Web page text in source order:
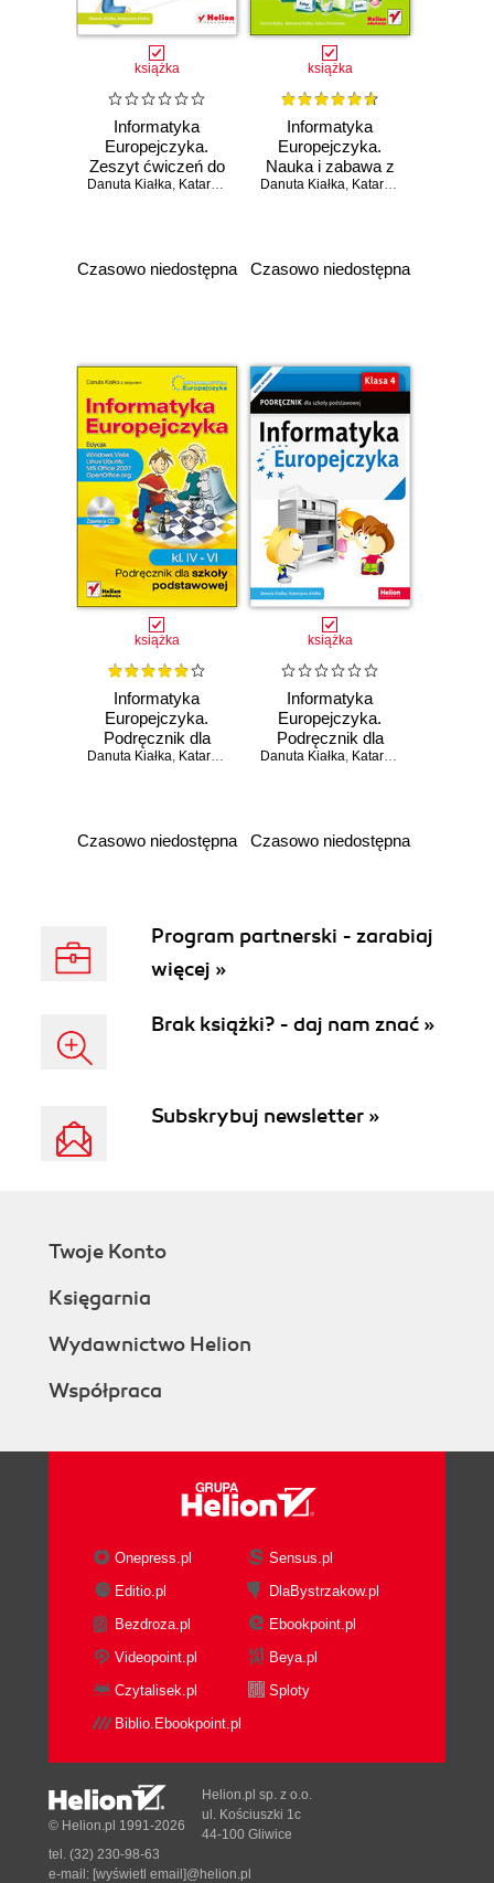
książka
Informatyka
Europejczyka.
Zeszyt ćwiczeń do
zajęć
Edycja: Windows
7, Windows Vista,
(Wydanie II)
Danuta Kiałka, Katarzyna Kiałka
Czasowo niedostępna
książka
Informatyka
Europejczyka.
Nauka i zabawa z
komputerem w
Danuta Kiałka, Katarzyna Kiałka
Czasowo niedostępna
książka
Informatyka
Europejczyka.
Podręcznik dla
szkoły
Linux Ubuntu, MS
Danuta Kiałka, Katarzyna Kiałka ,Justyna Klimczyk,
Czasowo niedostępna
książka
Informatyka
Europejczyka.
Podręcznik dla
szkoły
Danuta Kiałka, Katarzyna Kiałka
Czasowo niedostępna
Program partnerski - zarabiaj
więcej »
Brak książki? - daj nam znać »
Subskrybuj newsletter »
Twoje Konto
Księgarnia
Wydawnictwo Helion
Współpraca
Onepress.pl
Sensus.pl
Editio.pl
DlaBystrzakow.pl
Bezdroza.pl
Ebookpoint.pl
Videopoint.pl
Beya.pl
Czytalisek.pl
Sploty
Biblio.Ebookpoint.pl
© Helion.pl 1991-2026
Helion.pl sp. z o.o.
ul. Kościuszki 1c
44-100 Gliwice
tel. (32) 230-98-63
e-mail: [wyświetl email]@helion.pl